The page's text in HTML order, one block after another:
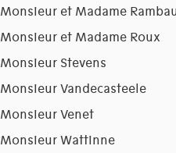
et Madame
et Madame Roux
Stevens
Vandecasteele
Venet
Wattinne